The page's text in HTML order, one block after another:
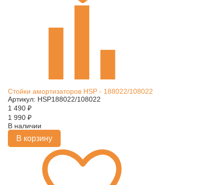
Стойки амортизаторов HSP - 188022/108022
Артикул: HSP188022/108022
1 490 ₽
1 990 ₽
В наличии
В корзину